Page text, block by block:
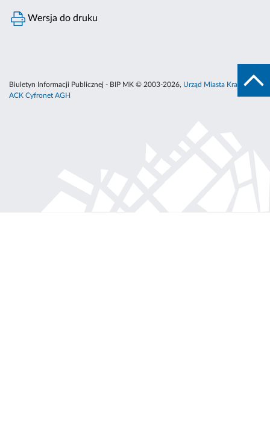
Wersja do druku
Biuletyn Informacji Publicznej - BIP MK © 2003-2026, Urząd Miasta Krakowa
ACK Cyfronet AGH